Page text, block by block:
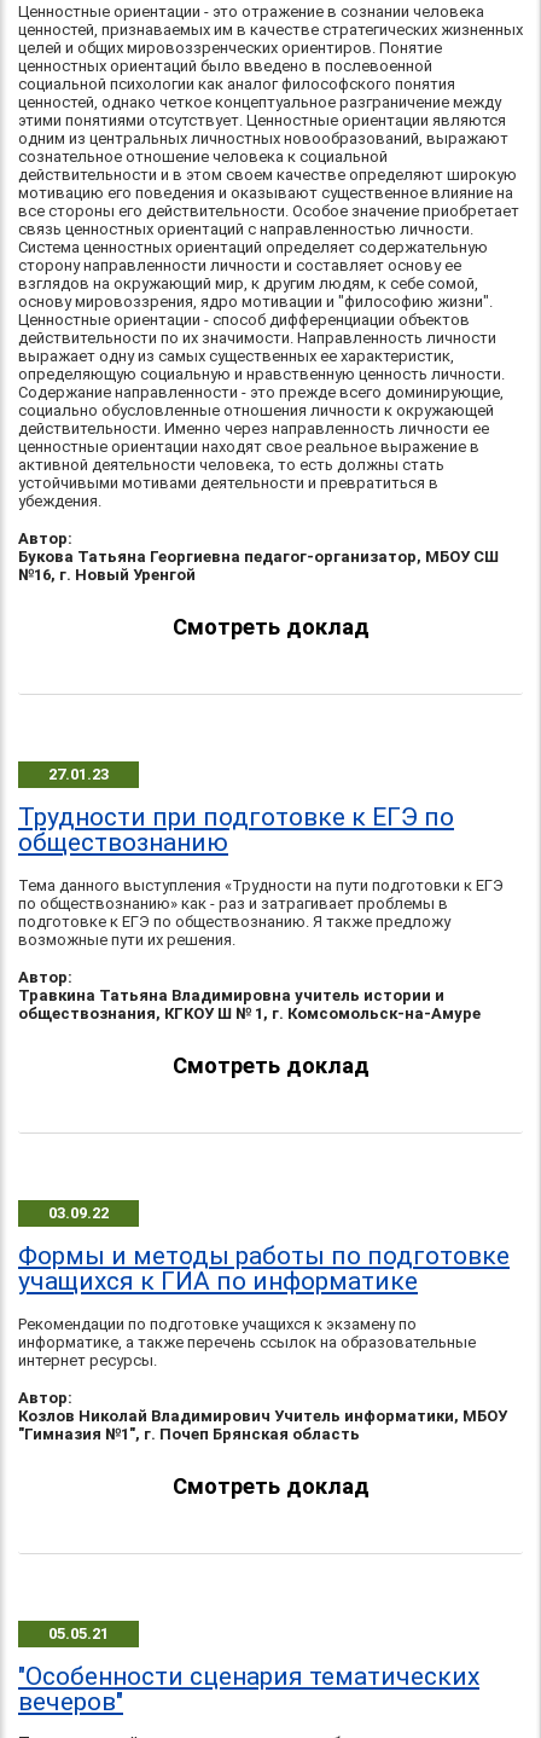
Ценностные ориентации - это отражение в сознании человека
ценностей, признаваемых им в качестве стратегических жизненных
целей и общих мировоззренческих ориентиров. Понятие
ценностных ориентаций было введено в послевоенной
социальной психологии как аналог философского понятия
ценностей, однако четкое концептуальное разграничение между
этими понятиями отсутствует. Ценностные ориентации являются
одним из центральных личностных новообразований, выражают
сознательное отношение человека к социальной
действительности и в этом своем качестве определяют широкую
мотивацию его поведения и оказывают существенное влияние на
все стороны его действительности. Особое значение приобретает
связь ценностных ориентаций с направленностью личности.
Система ценностных ориентаций определяет содержательную
сторону направленности личности и составляет основу ее
взглядов на окружающий мир, к другим людям, к себе сомой,
основу мировоззрения, ядро мотивации и "философию жизни".
Ценностные ориентации - способ дифференциации объектов
действительности по их значимости. Направленность личности
выражает одну из самых существенных ее характеристик,
определяющую социальную и нравственную ценность личности.
Содержание направленности - это прежде всего доминирующие,
социально обусловленные отношения личности к окружающей
действительности. Именно через направленность личности ее
ценностные ориентации находят свое реальное выражение в
активной деятельности человека, то есть должны стать
устойчивыми мотивами деятельности и превратиться в
убеждения.
Автор:
Букова Татьяна Георгиевна педагог-организатор, МБОУ СШ
№16, г. Новый Уренгой
Смотреть доклад
27.01.23
Трудности при подготовке к ЕГЭ по
обществознанию
Тема данного выступления «Трудности на пути подготовки к ЕГЭ
по обществознанию» как - раз и затрагивает проблемы в
подготовке к ЕГЭ по обществознанию. Я также предложу
возможные пути их решения.
Автор:
Травкина Татьяна Владимировна учитель истории и
обществознания, КГКОУ Ш № 1, г. Комсомольск-на-Амуре
Смотреть доклад
03.09.22
Формы и методы работы по подготовке
учащихся к ГИА по информатике
Рекомендации по подготовке учащихся к экзамену по
информатике, а также перечень ссылок на образовательные
интернет ресурсы.
Автор:
Козлов Николай Владимирович Учитель информатики, МБОУ
"Гимназия №1", г. Почеп Брянская область
Смотреть доклад
05.05.21
"Особенности сценария тематических
вечеров"